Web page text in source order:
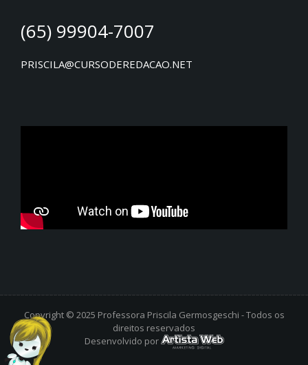
(65) 99904-7007
PRISCILA@CURSODEREDACAO.NET
Copyright © 2025 Professora Priscila Germosgeschi - Todos os
direitos reservados
Desenvolvido por